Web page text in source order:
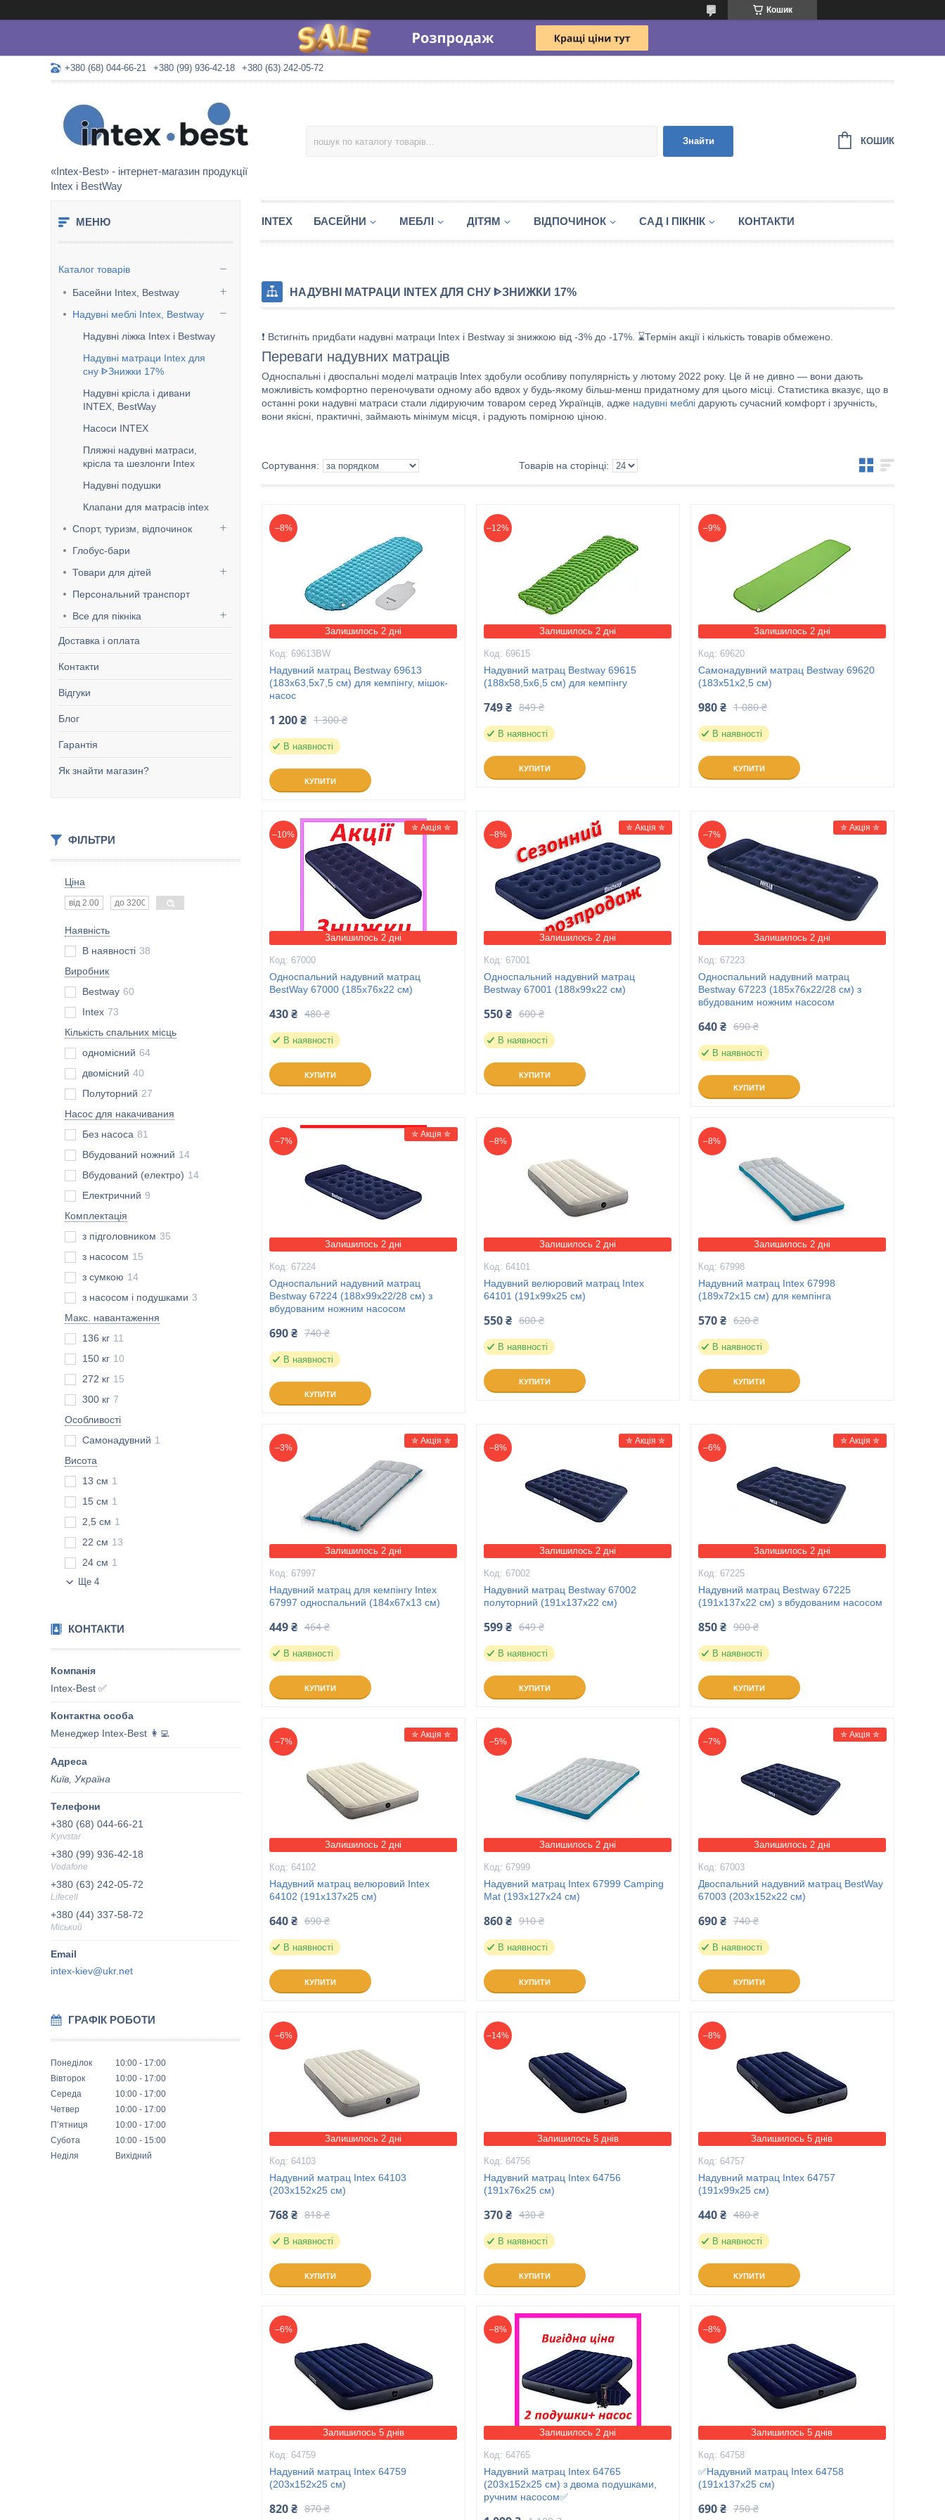
Кошик
+380 (68) 044-66-21 +380 (99) 936-42-18 +380 (63) 242-05-72
«Intex-Best» - інтернет-магазин продукції
Intex і BestWay
Знайти КОШИК
Каталог товарів
Басейни Intex, Bestway
Надувні меблі Intex, Bestway
Надувні ліжка Intex і Bestway
Надувні матраци Intex для
сну ᐈЗнижки 17%
Надувні крісла і дивани
INTEX, BestWay
Насоси INTEX
Пляжні надувні матраси,
крісла та шезлонги Intex
Надувні подушки
Клапани для матрасів intex
Спорт, туризм, відпочинок
Глобус-бари
Товари для дітей
Персональний транспорт
Все для пікніка
Доставка і оплата
Контакти
Відгуки
Блог
Гарантія
Як знайти магазин?
ФІЛЬТРИ
Ціна
Наявність
В наявності 38
Виробник
Bestway 60
Intex 73
Кількість спальних місць
одномісний 64
двомісний 40
Полуторний 27
Насос для накачивания
Без насоса 81
Вбудований ножний 14
Вбудований (електро) 14
Електричний 9
Комплектація
з підголовником 35
з насосом 15
з сумкою 14
з насосом і подушками 3
Макс. навантаження
136 кг 11
150 кг 10
272 кг 15
300 кг 7
Особливості
Самонадувний 1
Висота
13 см 1
15 см 1
2,5 см 1
22 см 13
24 см 1
Ще 4
КОНТАКТИ
Intex-Best ✅
Менеджер Intex-Best 👩‍💻
Київ, Україна
+380 (68) 044-66-21
Kyivstar
+380 (99) 936-42-18
Vodafone
+380 (63) 242-05-72
Lifecell
+380 (44) 337-58-72
Міський
intex-kiev@ukr.net
ГРАФІК РОБОТИ
Понеділок 10:00
17:00
Вівторок
10:00
17:00
Середа
10:00
17:00
Четвер
10:00
17:00
Пʼятниця
10:00
17:00
Субота
10:00
15:00
Неділя
Вихідний
INTEX БАСЕЙНИ МЕБЛІ ДІТЯМ ВІДПОЧИНОК САД І ПІКНІК КОНТАКТИ
НАДУВНІ МАТРАЦИ INTEX ДЛЯ СНУ ᐈЗНИЖКИ 17%
❗ Встигніть придбати надувні матраци Intex і Bestway зі знижкою від -3% до -17%. ⌛️Термін акції і кількість товарів обмежено.
Переваги надувних матраців
Односпальні і двоспальні моделі матраців Intex здобули особливу популярність у лютому 2022 року. Це й не дивно — вони дають
можливість комфортно переночувати одному або вдвох у будь-якому більш-менш придатному для цього місці. Статистика вказує, що в
останні роки надувні матраси стали лідируючим товаром серед Українців, адже надувні меблі дарують сучасний комфорт і зручність,
вони якісні, практичні, займають мінімум місця, і радують помірною ціною.
–8%
Залишилось 2 дні
69613BW
Надувний матрац Bestway 69613
(183х63,5х7,5 см) для кемпінгу, мішок-
насос
1 200 ₴ 1 300 ₴
В наявності
КУПИТИ
–12%
Залишилось 2 дні
69615
Надувний матрац Bestway 69615
(188х58,5х6,5 см) для кемпінгу
749 ₴ 849 ₴
В наявності
КУПИТИ
–9%
Залишилось 2 дні
69620
Самонадувний матрац Bestway 69620
(183х51х2,5 см)
980 ₴ 1 080 ₴
В наявності
КУПИТИ
✮ Акція ✮
–10%
Залишилось 2 дні
67000
Односпальний надувний матрац
BestWay 67000 (185x76x22 см)
430 ₴ 480 ₴
В наявності
КУПИТИ
✮ Акція ✮
–8%
Залишилось 2 дні
67001
Односпальний надувний матрац
Bestway 67001 (188x99x22 см)
550 ₴ 600 ₴
В наявності
КУПИТИ
✮ Акція ✮
–7%
Залишилось 2 дні
67223
Односпальний надувний матрац
Bestway 67223 (185х76х22/28 см) з
вбудованим ножним насосом
640 ₴ 690 ₴
В наявності
КУПИТИ
✮ Акція ✮
–7%
Залишилось 2 дні
67224
Односпальний надувний матрац
Bestway 67224 (188х99х22/28 см) з
вбудованим ножним насосом
690 ₴ 740 ₴
В наявності
КУПИТИ
–8%
Залишилось 2 дні
64101
Надувний велюровий матрац Intex
64101 (191х99х25 см)
550 ₴ 600 ₴
В наявності
КУПИТИ
–8%
Залишилось 2 дні
67998
Надувний матрац Intex 67998
(189х72х15 см) для кемпінга
570 ₴ 620 ₴
В наявності
КУПИТИ
✮ Акція ✮
–3%
Залишилось 2 дні
67997
Надувний матрац для кемпінгу Intex
67997 односпальний (184x67x13 см)
449 ₴ 464 ₴
В наявності
КУПИТИ
✮ Акція ✮
–8%
Залишилось 2 дні
67002
Надувний матрац Bestway 67002
полуторний (191x137x22 см)
599 ₴ 649 ₴
В наявності
КУПИТИ
✮ Акція ✮
–6%
Залишилось 2 дні
67225
Надувний матрац Bestway 67225
(191х137х22 см) з вбудованим насосом
850 ₴ 900 ₴
В наявності
КУПИТИ
✮ Акція ✮
–7%
Залишилось 2 дні
64102
Надувний матрац велюровий Intex
64102 (191х137х25 см)
640 ₴ 690 ₴
В наявності
КУПИТИ
–5%
Залишилось 2 дні
67999
Надувний матрац Intex 67999 Camping
Mat (193х127х24 см)
860 ₴ 910 ₴
В наявності
КУПИТИ
✮ Акція ✮
–7%
Залишилось 2 дні
67003
Двоспальний надувний матрац BestWay
67003 (203х152х22 см)
690 ₴ 740 ₴
В наявності
КУПИТИ
–6%
Залишилось 2 дні
64103
Надувний матрац Intex 64103
(203х152х25 см)
768 ₴ 818 ₴
В наявності
КУПИТИ
–14%
Залишилось 5 днів
64756
Надувний матрац Intex 64756
(191x76x25 см)
370 ₴ 430 ₴
В наявності
КУПИТИ
–8%
Залишилось 5 днів
64757
Надувний матрац Intex 64757
(191x99x25 см)
440 ₴ 480 ₴
В наявності
КУПИТИ
–6%
Залишилось 5 днів
64759
Надувний матрац Intex 64759
(203х152х25 см)
820 ₴ 870 ₴
–8%
Залишилось 2 дні
64765
Надувний матрац Intex 64765
(203х152х25 см) з двома подушками,
ручним насосом✅️
–8%
Залишилось 5 днів
64758
✅️Надувний матрац Intex 64758
(191x137x25 см)
690 ₴ 750 ₴